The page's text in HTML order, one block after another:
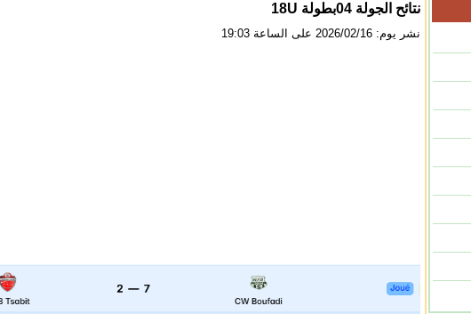
نتائح الجولة 04بطولة 18U
نشر يوم: 2026/02/16 على الساعة 19:03